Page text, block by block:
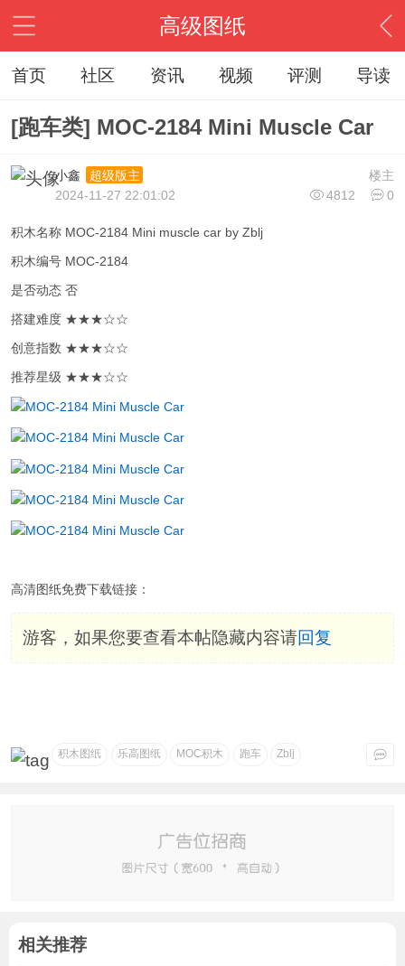
高级图纸
首页 社区 资讯 视频 评测 导读
[跑车类] MOC-2184 Mini Muscle Car
楼主
小鑫
超级版主
4812
0
2024-11-27 22:01:02
积木名称 MOC-2184 Mini muscle car by Zblj
积木编号 MOC-2184
是否动态 否
搭建难度 ★★★☆☆
创意指数 ★★★☆☆
推荐星级 ★★★☆☆
高清图纸免费下载链接：
游客，如果您要查看本帖隐藏内容请回复
积木图纸 乐高图纸 MOC积木 跑车 Zblj
相关推荐